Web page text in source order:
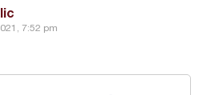
7:52 pm